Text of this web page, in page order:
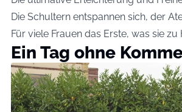
Die Schultern entspannen sich, der
Für viele Frauen das Erste, was sie zu
Ein Tag ohne